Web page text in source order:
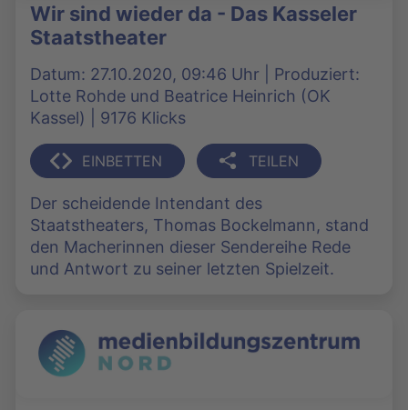
Wir sind wieder da - Das Kasseler
Staatstheater
Datum: 27.10.2020, 09:46 Uhr | Produziert:
Lotte Rohde und Beatrice Heinrich (OK
Kassel) | 9176 Klicks
EINBETTEN TEILEN
Der scheidende Intendant des
Staatstheaters, Thomas Bockelmann, stand
den Macherinnen dieser Sendereihe Rede
und Antwort zu seiner letzten Spielzeit.